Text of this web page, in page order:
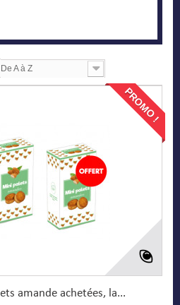
De A à Z
PROMO !
amande achetées, la...